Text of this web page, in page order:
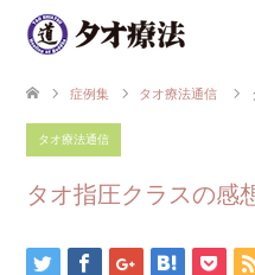
症例集 タオ療法通信
タオ療法通信
タオ指圧クラスの感